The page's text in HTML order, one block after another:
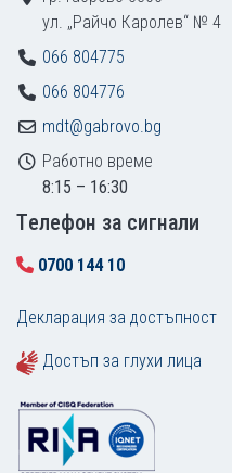
ул. „Райчо Каролев“ № 4
066 804775
066 804776
mdt@gabrovo.bg
Работно време
8:15 – 16:30
Tелефон за сигнали
0700 144 10
Декларация за достъпност
Достъп за глухи лица